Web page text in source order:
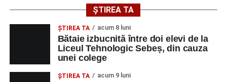
ȘTIREA TA
ŞTIREA TA acum 8 luni
Bătaie izbucnită între doi elevi de la
Liceul Tehnologic Sebeș, din cauza
unei colege
ŞTIREA TA acum 9 luni